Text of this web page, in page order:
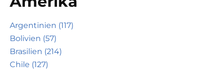
Argentinien (117)
Bolivien (57)
Brasilien (214)
Chile (127)